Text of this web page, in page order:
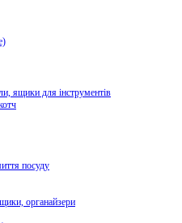
ящики для інструментів
посуду
органайзери